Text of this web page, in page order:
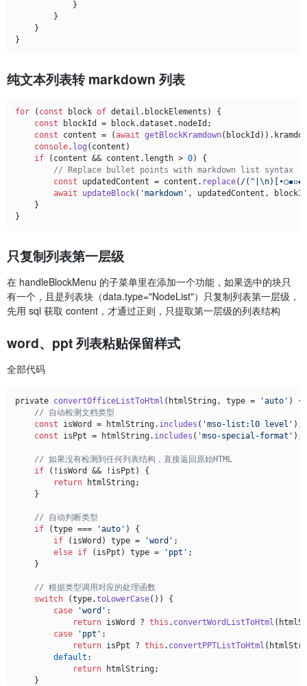
            }
        }
    }
纯文本列表转 markdown 列表
for ( const block of detail. blockElements ) {
const blockId = block.dataset . nodeId ;
const content = (await getBlockKramdown(blockId)).
console. log (content)
if (content && content. length > 0) {
// Replace bullet points with markdown list syntax
const updatedContent = content. replace( /
await
updateBlock( 'markdown' , updatedContent,
    }
只复制列表第一层级
在 handleBlockMenu 的子菜单里在添加一个功能，如果选中的块只
有一个，且是列表块（data.type="NodeList"）只复制列表第一层级，
先用 sql 获取 content，才通过正则，只提取第一层级的列表结构
word、ppt 列表粘贴保留样式
全部代码
private convertOfficeListToHtml ( htmlString, type = 'auto' ) {
// 自动检测文档类型
const isWord = htmlString. includes ( 'mso-list:l0 level' );
const isPpt = htmlString. includes ( 'mso-special-format' );
// 如果没有检测到任何列表结构，直接返回原始HTML
if (!isWord && !isPpt) {
return htmlString;
    }
// 自动判断类型
if (type === 'auto' ) {
if (isWord) type = 'word' ;
else if (isPpt) type = 'ppt' ;
    }
// 根据类型调用对应的处理函数
switch (type.toLowerCase()) {
case
'word' :
return isWord ? this . convertWordListToHtml
case
'ppt' :
return isPpt ? this . convertPPTListToHtml
default :
return htmlString;
    }